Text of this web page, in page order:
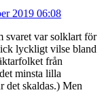
2019 06:08
svaret var solklart för
lyckligt vilse bland
från
minsta lilla
det skaldas.) Men